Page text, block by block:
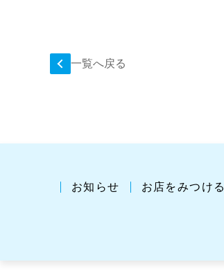
一覧へ戻る
お知らせ お店をみつける